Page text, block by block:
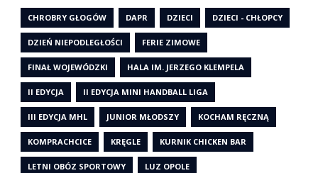
CHROBRY GŁOGÓW DAPR DZIECI DZIECI - CHŁOPCY
DZIEŃ NIEPODLEGŁOŚCI FERIE ZIMOWE
FINAŁ WOJEWÓDZKI HALA IM. JERZEGO KLEMPELA
II EDYCJA II EDYCJA MINI HANDBALL LIGA
III EDYCJA MHL JUNIOR MŁODSZY KOCHAM RĘCZNĄ
KOMPRACHCICE KRĘGLE KURNIK CHICKEN BAR
LETNI OBÓZ SPORTOWY LUZ OPOLE